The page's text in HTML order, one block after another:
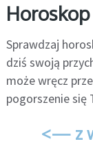
Sprawdzaj
dziś swoją
może wręcz
pogorszenie się
<— z